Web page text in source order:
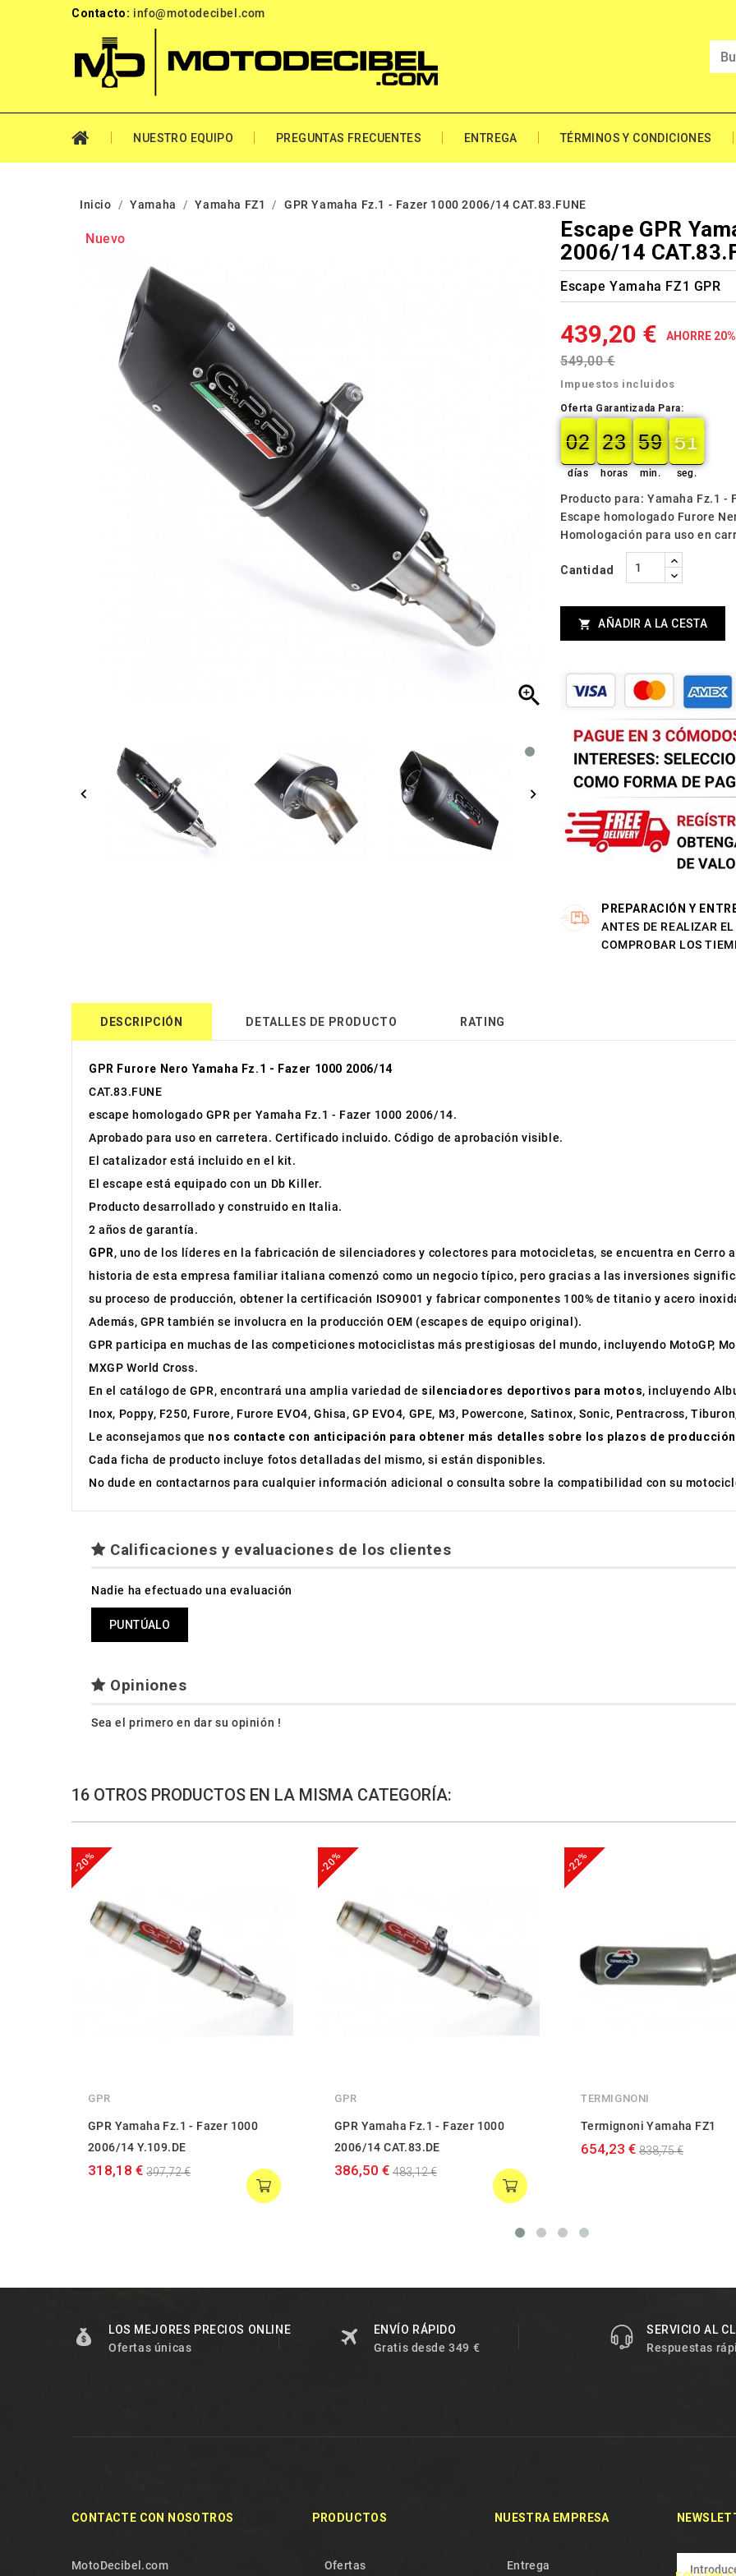
Contacto: info@motodecibel.com
NUESTRO EQUIPO PREGUNTAS FRECUENTES ENTREGA TÉRMINOS Y CONDICIONES
Inicio Yamaha Yamaha FZ1 GPR Yamaha Fz.1 - Fazer 1000 2006/14 CAT.83.FUNE
Nuevo

Escape GPR
2006/14
Escape Yamaha FZ1 GPR
439,20 € AHORRE 20%
549,00 €
Impuestos incluidos
Oferta Garantizada Para:
02
02
00
días
23
23
00
horas
59
59
00
min.
49
49
50
seg.
Producto para: Yamaha Fz.1 -
Escape homologado Furore
Homologación para uso en
Cantidad
 AÑADIR A LA CESTA
PREPARACIÓN Y
ANTES DE REALIZAR
COMPROBAR LOS
DESCRIPCIÓN DETALLES DE PRODUCTO RATING
GPR Furore Nero Yamaha Fz.1 - Fazer 1000 2006/14
CAT.83.FUNE
escape homologado GPR per Yamaha Fz.1 - Fazer 1000 2006/14.
Aprobado para uso en carretera. Certificado incluido. Código de aprobación visible.
El catalizador está incluido en el kit.
El escape está equipado con un Db Killer.
Producto desarrollado y construido en Italia.
2 años de garantía.
GPR, uno de los líderes en la fabricación de silenciadores y colectores para motocicletas, se encuentra en Cerro
historia de esta empresa familiar italiana comenzó como un negocio típico, pero gracias a las inversiones
su proceso de producción, obtener la certificación ISO9001 y fabricar componentes 100% de titanio y acero
Además, GPR también se involucra en la producción OEM (escapes de equipo original).
GPR participa en muchas de las competiciones motociclistas más prestigiosas del mundo, incluyendo MotoGP,
MXGP World Cross.
En el catálogo de GPR, encontrará una amplia variedad de silenciadores deportivos para motos, incluyendo
Inox, Poppy, F250, Furore, Furore EVO4, Ghisa, GP EVO4, GPE, M3, Powercone, Satinox, Sonic, Pentracross,
Le aconsejamos que nos contacte con anticipación para obtener más detalles sobre los plazos de
Cada ficha de producto incluye fotos detalladas del mismo, si están disponibles.
No dude en contactarnos para cualquier información adicional o consulta sobre la compatibilidad con su
Calificaciones y evaluaciones de los clientes
Nadie ha efectuado una evaluación
PUNTÚALO
Opiniones
Sea el primero en dar su opinión !
16 OTROS PRODUCTOS EN LA MISMA CATEGORÍA:
-20%
GPR
GPR Yamaha Fz.1 - Fazer 1000
2006/14 Y.109.DE
318,18 € 397,72 €
-20%
GPR
GPR Yamaha Fz.1 - Fazer 1000
2006/14 CAT.83.DE
386,50 € 483,12 €
-22%
TERMIGNONI
Termignoni Yamaha FZ1
654,23 € 838,75 €
LOS MEJORES PRECIOS ONLINE
Ofertas únicas
ENVÍO RÁPIDO
Gratis desde 349 €
SERVICIO AL
Respuestas
CONTACTE CON NOSOTROS
MotoDecibel.com
PRODUCTOS
Ofertas
NUESTRA EMPRESA
Entrega